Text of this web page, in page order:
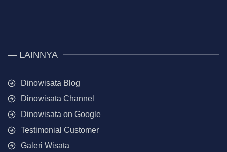
— LAINNYA
Dinowisata Blog
Dinowisata Channel
Dinowisata on Google
Testimonial Customer
Galeri Wisata